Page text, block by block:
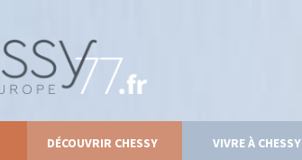
DÉCOUVRIR CHESSY VIVRE À CHESSY